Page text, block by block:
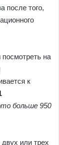
после того,
на
к
больше 950
или трех